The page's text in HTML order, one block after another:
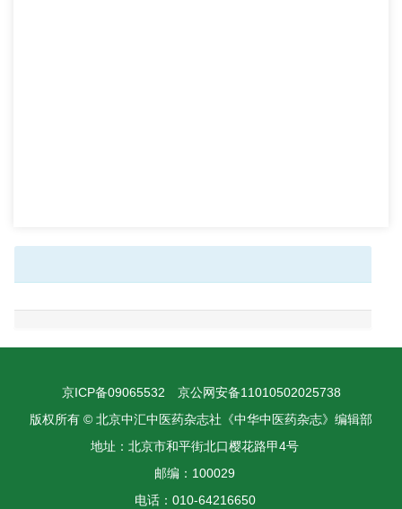
京ICP备09065532 京公网安备11010502025738
版权所有 © 北京中汇中医药杂志社《中华中医药杂志》编辑部
地址：北京市和平街北口樱花路甲4号
邮编：100029
电话：010-64216650